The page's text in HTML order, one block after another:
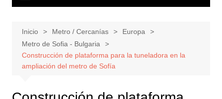
Inicio Metro / Cercanías
Europa
Metro de Sofia - Bulgaria
Construcción de plataforma para la tuneladora en la
ampliación del metro de Sofía